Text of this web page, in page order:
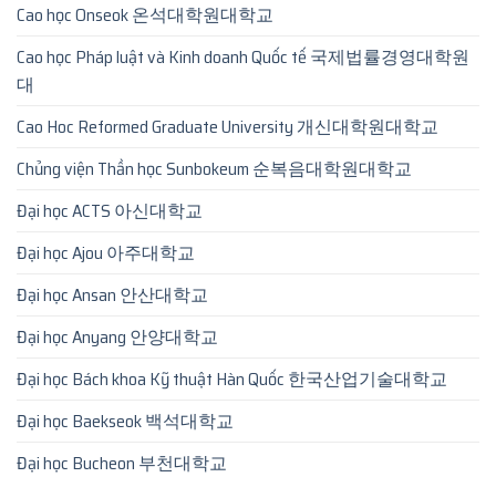
Cao học Onseok 온석대학원대학교
Cao học Pháp luật và Kinh doanh Quốc tế 국제법률경영대학원
대
Cao Hoc Reformed Graduate University 개신대학원대학교
Chủng viện Thần học Sunbokeum 순복음대학원대학교
Đại học ACTS 아신대학교
Đại học Ajou 아주대학교
Đại học Ansan 안산대학교
Đại học Anyang 안양대학교
Đại học Bách khoa Kỹ thuật Hàn Quốc 한국산업기술대학교
Đại học Baekseok 백석대학교
Đại học Bucheon 부천대학교